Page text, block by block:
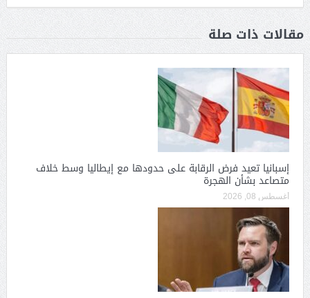
مقالات ذات صلة
إسبانيا تعيد فرض الرقابة على حدودها مع إيطاليا وسط خلاف
متصاعد بشأن الهجرة
أغسطس 08, 2026